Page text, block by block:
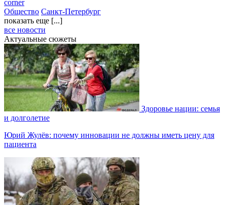
corner
Общество Санкт-Петербург
показать еще [...]
все новости
Актуальные сюжеты
Здоровье нации: семья
и долголетие
Юрий Жулёв: почему инновации не должны иметь цену для
пациента